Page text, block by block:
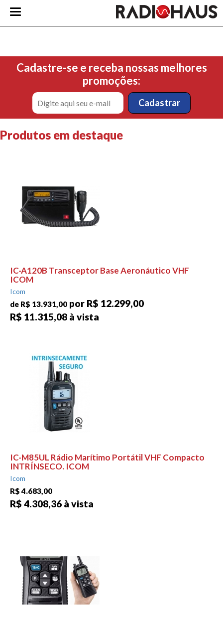
Cadastre-se e receba nossas melhores
promoções:
Produtos em destaque
IC-A120B Transceptor Base Aeronáutico VHF
ICOM
Icom
de R$ 13.931,00 por R$ 12.299,00
R$ 11.315,08 à vista
IC-M85UL Rádio Marítimo Portátil VHF Compacto
INTRÍNSECO. ICOM
Icom
R$ 4.683,00
R$ 4.308,36 à vista